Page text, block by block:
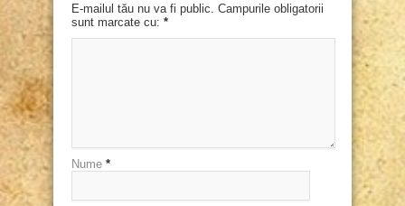
E-mailul tău nu va fi public. Campurile obligatorii
sunt marcate cu: *
Nume *